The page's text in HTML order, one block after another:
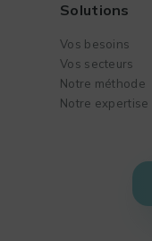
Solutions
Vos besoins
Vos secteurs
Notre méthode
Notre expertise